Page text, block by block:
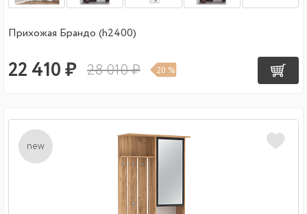
Прихожая Брандо (h2400)
22 410 ₽ 28 010 ₽ 20 %
new